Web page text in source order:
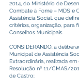
2014, do Ministério de
Combate à Fome – MDS e
Assistência Social, que
critérios, organização, para
Conselhos Municipais.
CONSIDERANDO, a
Municipal de Assistência
Extraordinária, realizada
Resolução nº 11/CMAS/
de Castro;